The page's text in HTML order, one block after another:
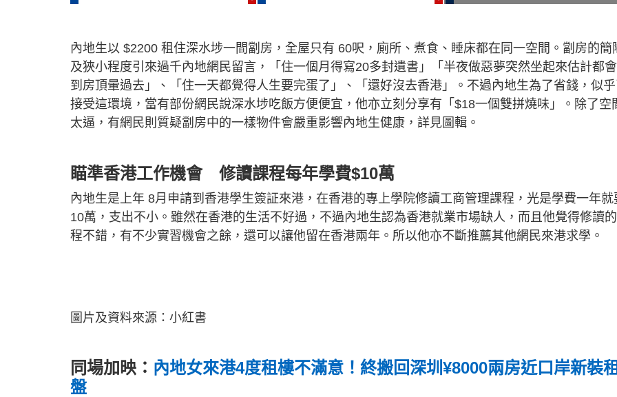
內地生以 $2200 租住深水埗一間劏房，全屋只有 60呎，廁所、煮食、睡床都在同一空間。劏房的簡
及狹小程度引來過千內地網民留言，「住一個月得寫20多封遺書」「半夜做惡夢突然坐起來估計都
到房頂暈過去」、「住一天都覺得人生要完蛋了」、「還好沒去香港」。不過內地生為了省錢，似
接受這環境，當有部份網民說深水埗吃飯方便便宜，他亦立刻分享有「$18一個雙拼燒味」。除了空
太逼，有網民則質疑劏房中的一樣物件會嚴重影響內地生健康，詳見圖輯。
瞄準香港工作機會 修讀課程每年學費$10萬
內地生是上年 8月申請到香港學生簽証來港，在香港的專上學院修讀工商管理課程，光是學費一年就
10萬，支出不小。雖然在香港的生活不好過，不過內地生認為香港就業市場缺人，而且他覺得修讀
程不錯，有不少實習機會之餘，還可以讓他留在香港兩年。所以他亦不斷推薦其他網民來港求學。
圖片及資料來源：小紅書
同場加映： 內地女來港4度租樓不滿意！終搬回深圳¥8000兩房近口岸新裝
盤